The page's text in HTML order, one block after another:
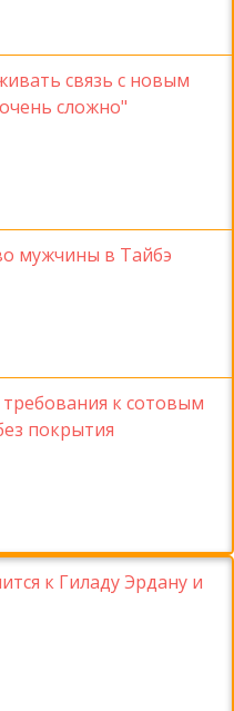
связь с новым
сложно"
мужчины в Тайбэ
к сотовым
покрытия
к Гиладу Эрдану и